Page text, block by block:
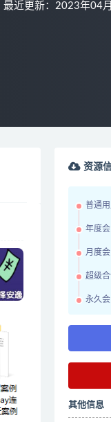
最近更新：2023年04
资源
普通用
年度会
月度
超级合
永久会
其他信息